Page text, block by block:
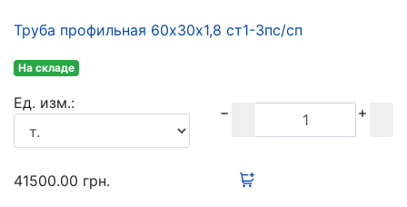
Труба профильная 60х30х1,8 ст1-3пс/сп
На складе
Ед. изм.:
41500.00 грн.